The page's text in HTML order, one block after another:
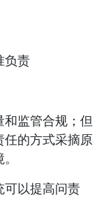
负责
监管合规；但
任的方式采摘原
可以提高问责